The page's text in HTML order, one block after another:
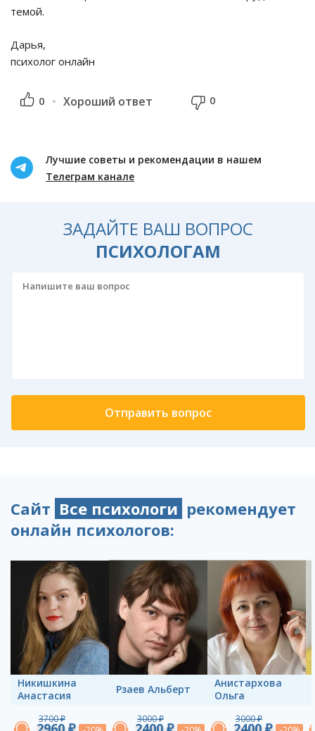
темой.
Дарья,
психолог онлайн
0 Хороший ответ 0
Лучшие советы и рекомендации в нашем
Телеграм канале
ЗАДАЙТЕ ВАШ ВОПРОС
ПСИХОЛОГАМ
Сайт Все психологи рекомендует
онлайн психологов:
Никишкина
Анастасия
3700 ₽
Рзаев Альберт
3000 ₽
Анистархова
Ольга
3000 ₽